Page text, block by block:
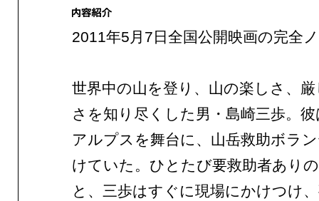
2011年5月7日全国公開映画の完全
世界中の山を登り、山の楽しさ、
さを知り尽くした男・島崎三歩。
アルプスを舞台に、山岳救助ボラ
けていた。ひとたび要救助者あり
と、三歩はすぐに現場にかけつけ